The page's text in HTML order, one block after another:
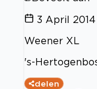
3 April 2014
Weener XL
's-
delen